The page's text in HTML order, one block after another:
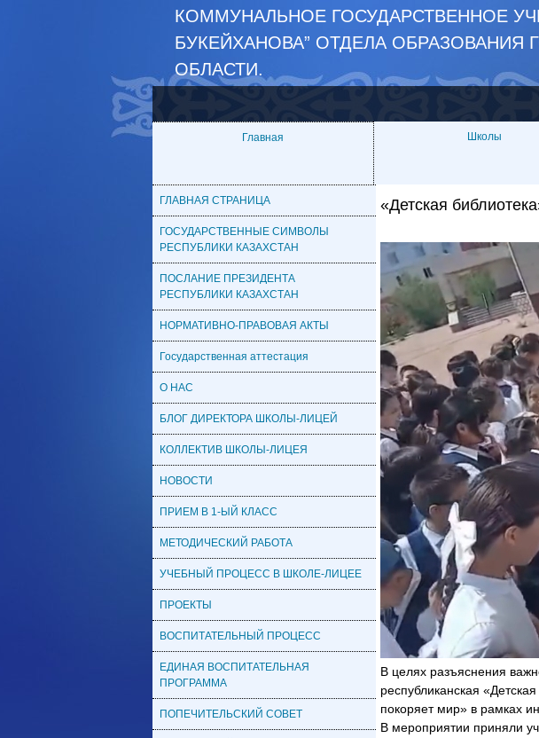
КОММУНАЛЬНОЕ ГОСУДАРСТВЕННОЕ
БУКЕЙХАНОВА” ОТДЕЛА ОБРАЗОВАНИЯ
ОБЛАСТИ.
Главная Школы
ГЛАВНАЯ СТРАНИЦА
ГОСУДАРСТВЕННЫЕ СИМВОЛЫ
РЕСПУБЛИКИ КАЗАХСТАН
ПОСЛАНИЕ ПРЕЗИДЕНТА
РЕСПУБЛИКИ КАЗАХСТАН
НОРМАТИВНО-ПРАВОВАЯ АКТЫ
Государственная аттестация
О НАС
БЛОГ ДИРЕКТОРА ШКОЛЫ-ЛИЦЕЙ
КОЛЛЕКТИВ ШКОЛЫ-ЛИЦЕЯ
НОВОСТИ
ПРИЕМ В 1-ЫЙ КЛАСС
МЕТОДИЧЕСКИЙ РАБОТА
УЧЕБНЫЙ ПРОЦЕСС В ШКОЛЕ-ЛИЦЕЕ
ПРОЕКТЫ
ВОСПИТАТЕЛЬНЫЙ ПРОЦЕСС
ЕДИНАЯ ВОСПИТАТЕЛЬНАЯ
ПРОГРАММА
ПОПЕЧИТЕЛЬСКИЙ СОВЕТ
«Детская
В целях разъяснения
республиканская
покоряет мир» в рамках
В мероприятии приняли